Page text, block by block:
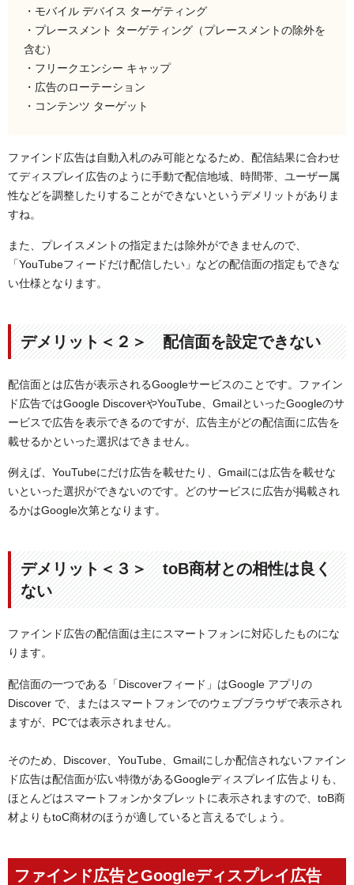
・モバイル デバイス ターゲティング
・プレースメント ターゲティング（プレースメントの除外を
含む）
・フリークエンシー キャップ
・広告のローテーション
・コンテンツ ターゲット
ファインド広告は自動入札のみ可能となるため、配信結果に合わせ
てディスプレイ広告のように手動で配信地域、時間帯、ユーザー属
性などを調整したりすることができないというデメリットがありま
すね。
また、プレイスメントの指定または除外ができませんので、
「YouTubeフィードだけ配信したい」などの配信面の指定もできな
い仕様となります。
デメリット＜２＞ 配信面を設定できない
配信面とは広告が表示されるGoogleサービスのことです。ファイン
ド広告ではGoogle DiscoverやYouTube、GmailといったGoogleのサ
ービスで広告を表示できるのですが、広告主がどの配信面に広告を
載せるかといった選択はできません。
例えば、YouTubeにだけ広告を載せたり、Gmailには広告を載せな
いといった選択ができないのです。どのサービスに広告が掲載され
るかはGoogle次第となります。
デメリット＜３＞ toB商材との相性は良く
ない
ファインド広告の配信面は主にスマートフォンに対応したものにな
ります。
配信面の一つである「Discoverフィード」はGoogle アプリの
Discover で、またはスマートフォンでのウェブブラウザで表示され
ますが、PCでは表示されません。
そのため、Discover、YouTube、Gmailにしか配信されないファイン
ド広告は配信面が広い特徴があるGoogleディスプレイ広告よりも、
ほとんどはスマートフォンかタブレットに表示されますので、toB商
材よりもtoC商材のほうが適していると言えるでしょう。
ファインド広告とGoogleディスプレイ広告